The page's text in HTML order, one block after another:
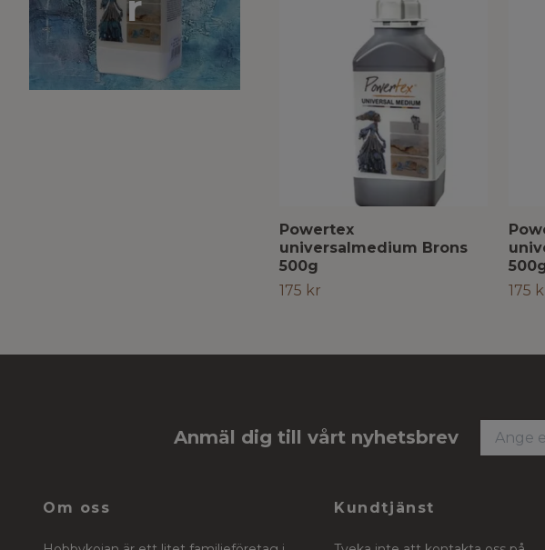
Powertex
universalmedium Brons
500g
175 kr
175
Anmäl dig till vårt nyhetsbrev
Om oss Kundtjänst